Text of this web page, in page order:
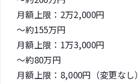
月額上限：2万2,000円
～約155万円
月額上限：1万3,000円
～約80万円
月額上限：8,000円（変更なし）